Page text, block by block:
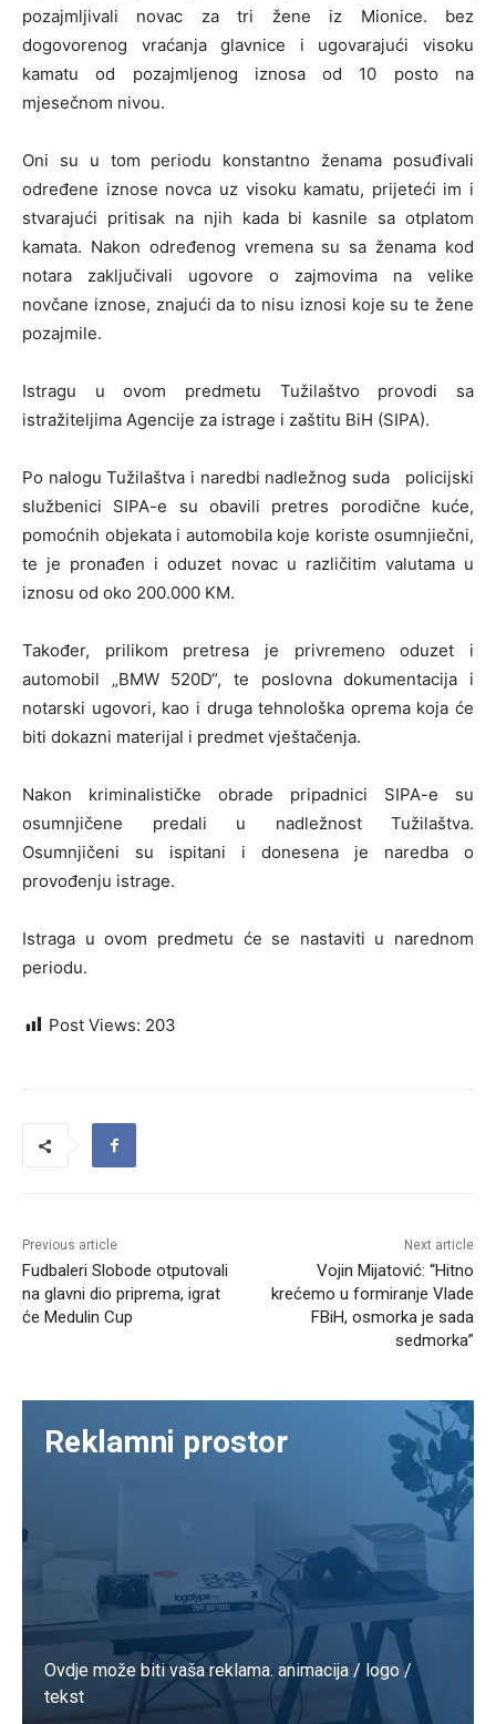
pozajmljivali novac za tri žene iz Mionice. bez
dogovorenog vraćanja glavnice i ugovarajući visoku
kamatu od pozajmljenog iznosa od 10 posto na
mjesečnom nivou.
Oni su u tom periodu konstantno ženama posuđivali
određene iznose novca uz visoku kamatu, prijeteći im i
stvarajući pritisak na njih kada bi kasnile sa otplatom
kamata. Nakon određenog vremena su sa ženama kod
notara zaključivali ugovore o zajmovima na velike
novčane iznose, znajući da to nisu iznosi koje su te žene
pozajmile.
Istragu u ovom predmetu Tužilaštvo provodi sa
istražiteljima Agencije za istrage i zaštitu BiH (SIPA).
Po nalogu Tužilaštva i naredbi nadležnog suda policijski
službenici SIPA-e su obavili pretres porodične kuće,
pomoćnih objekata i automobila koje koriste osumnjiečni,
te je pronađen i oduzet novac u različitim valutama u
iznosu od oko 200.000 KM.
Također, prilikom pretresa je privremeno oduzet i
automobil „BMW 520D“, te poslovna dokumentacija i
notarski ugovori, kao i druga tehnološka oprema koja će
biti dokazni materijal i predmet vještačenja.
Nakon kriminalističke obrade pripadnici SIPA-e su
osumnjičene predali u nadležnost Tužilaštva.
Osumnjičeni su ispitani i donesena je naredba o
provođenju istrage.
Istraga u ovom predmetu će se nastaviti u narednom
periodu.
Post Views: 203
Previous article
Fudbaleri Slobode otputovali
na glavni dio priprema, igrat
će Medulin Cup
Next article
Vojin Mijatović: “Hitno
krećemo u formiranje Vlade
FBiH, osmorka je sada
sedmorka”
Reklamni prostor
Ovdje može biti vaša reklama. animacija / logo /
tekst